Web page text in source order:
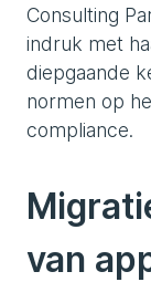
Consulting
indruk met
diepgaande
normen op
compliance.
van